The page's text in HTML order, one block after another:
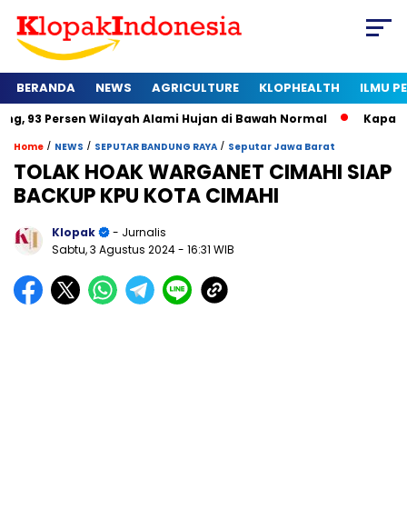
BERANDA NEWS AGRICULTURE KLOPHEALTH ILMU
Wilayah Alami Hujan di Bawah Normal Kapan Sertifikat
Home / NEWS / SEPUTAR BANDUNG RAYA / Seputar Jawa Barat
TOLAK HOAK WARGANET CIMAHI SIAP
BACKUP KPU KOTA CIMAHI
Klopak
- Jurnalis
Sabtu, 3 Agustus 2024- 16:31 WIB